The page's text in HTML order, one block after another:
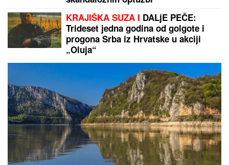
Sve je na čekanju: Zvezdi opet može da propadne
milionski transfer?